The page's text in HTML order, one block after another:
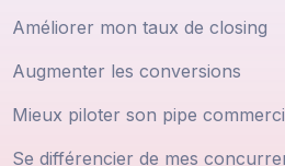
Améliorer mon taux de closing
Augmenter les conversions
Mieux piloter son pipe
Se différencier de mes